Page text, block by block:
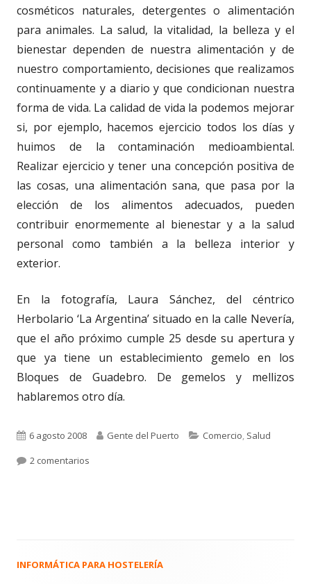
cosméticos naturales, detergentes o alimentación
para animales. La salud, la vitalidad, la belleza y el
bienestar dependen de nuestra alimentación y de
nuestro comportamiento, decisiones que realizamos
continuamente y a diario y que condicionan nuestra
forma de vida. La calidad de vida la podemos mejorar
si, por ejemplo, hacemos ejercicio todos los días y
huimos de la contaminación medioambiental.
Realizar ejercicio y tener una concepción positiva de
las cosas, una alimentación sana, que pasa por la
elección de los alimentos adecuados, pueden
contribuir enormemente al bienestar y a la salud
personal como también a la belleza interior y
exterior.
En la fotografía, Laura Sánchez, del céntrico
Herbolario ‘La Argentina’ situado en la calle Nevería,
que el año próximo cumple 25 desde su apertura y
que ya tiene un establecimiento gemelo en los
Bloques de Guadebro. De gemelos y mellizos
hablaremos otro día.
Publicado
el
6 agosto 2008 Autor
Gente del Puerto Categorías
Comercio, Salud
2 comentarios
Barra
INFORMÁTICA PARA HOSTELERÍA